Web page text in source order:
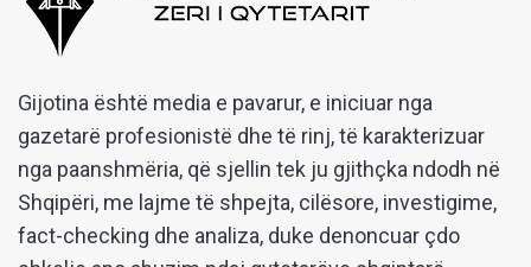
Gijotina është media e pavarur, e iniciuar nga
gazetarë profesionistë dhe të rinj, të karakterizuar
nga paanshmëria, që sjellin tek ju gjithçka ndodh në
Shqipëri, me lajme të shpejta, cilësore, investigime,
fact-checking dhe analiza, duke denoncuar çdo